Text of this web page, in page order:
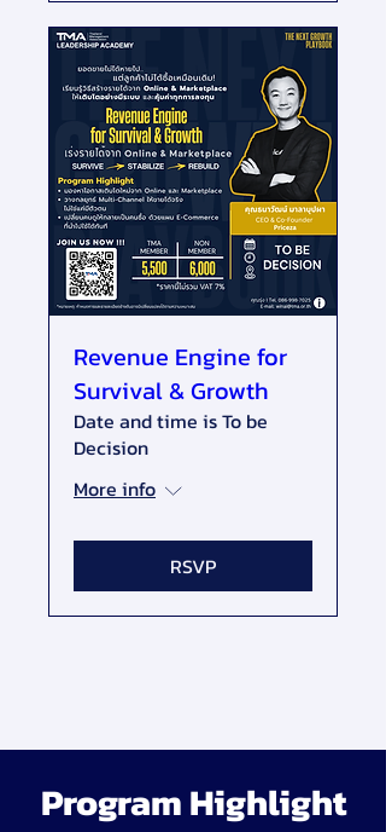
Revenue Engine for
Survival & Growth
Date and time is To be
Decision
More info
RSVP
Program Highlight